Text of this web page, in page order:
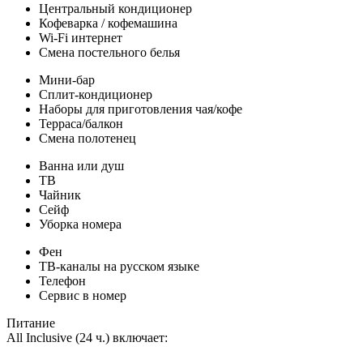
Центральный кондиционер
Кофеварка / кофемашина
Wi-Fi интернет
Смена постельного белья
Мини-бар
Сплит-кондиционер
Наборы для приготовления чая/кофе
Терраса/балкон
Смена полотенец
Ванна или душ
ТВ
Чайник
Сейф
Уборка номера
Фен
ТВ-каналы на русском языке
Телефон
Сервис в номер
Питание
All Inclusive (24 ч.) включает: